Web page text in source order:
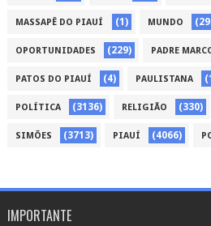
MASSAPÊ DO PIAUÍ (1) MUNDO
OPORTUNIDADES (229) PADRE
PATOS DO PIAUÍ (4) PAULISTANA
POLÍTICA (3136) RELIGIÃO (330)
SIMÕES (3713) PIAUÍ (4066)
IMPORTANTE